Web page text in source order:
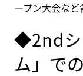
ープン大会など
◆2ndシ
ム」で